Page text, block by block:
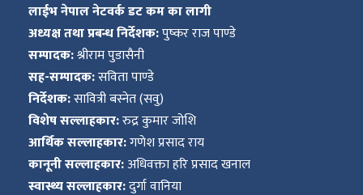
लाईभ नेपाल नेटवर्क डट कम का लागी
अध्यक्ष तथा प्रबन्ध निर्देशक:पुष्कर राज पाण्डे
सम्पादक:श्रीराम पुडासैनी
सह-सम्पादक:सविता पाण्डे
निर्देशक:सावित्री बस्नेत (सवु)
विशेष सल्लाहकार:रुद्र कुमार जोशि
आर्थिक सल्लाहकार:गणेश प्रसाद राय
कानूनी सल्लाहकार:अधिवक्ता हरि प्रसाद खनाल
स्वास्थ्य सल्लाहकार:दुर्गा वानिया